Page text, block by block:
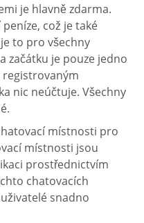
je hlavně zdarma.
což je také
to pro všechny
začátku je pouze jedno
registrovaným
nic neúčtuje. Všechny
místnosti pro
místnosti jsou
prostřednictvím
chatovacích
snadno